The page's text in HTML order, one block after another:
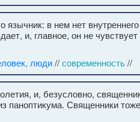
язычник: в нем нет
и, главное, он не
люди//современность//
и, безусловно,
паноптикума. Священники